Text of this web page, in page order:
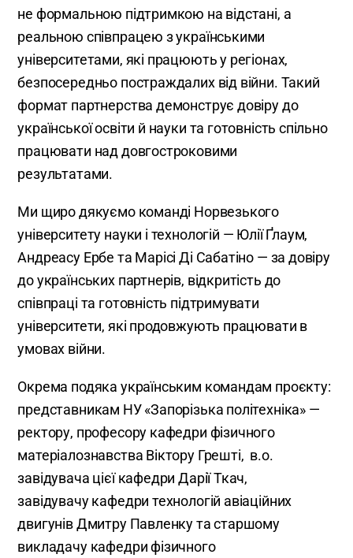
не формальною підтримкою на відстані, а
реальною співпрацею з українськими
університетами, які працюють у регіонах,
безпосередньо постраждалих від війни. Такий
формат партнерства демонструє довіру до
української освіти й науки та готовність спільно
працювати над довгостроковими
результатами.
Ми щиро дякуємо команді Норвезького
університету науки і технологій — Юлії Ґлаум,
Андреасу Ербе та Марісі Ді Сабатіно — за довіру
до українських партнерів, відкритість до
співпраці та готовність підтримувати
університети, які продовжують працювати в
умовах війни.
Окрема подяка українським командам проєкту:
представникам НУ «Запорізька політехніка» —
ректору, професору кафедри фізичного
матеріалознавства Віктору Грешті, в.о.
завідувача цієї кафедри Дарії Ткач,
завідувачу кафедри технологій авіаційних
двигунів Дмитру Павленку та старшому
викладачу кафедри фізичного